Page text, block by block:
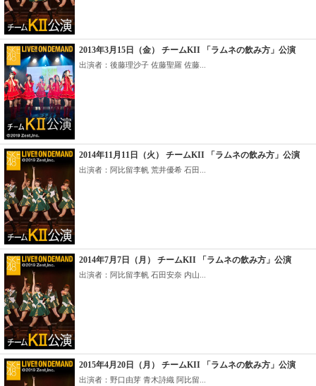
2013年3月15日（金） チームKII 「ラムネの飲み方」公演
出演者：後藤理沙子 佐藤聖羅 佐藤...
2014年11月11日（火） チームKII 「ラムネの飲み方」公演
出演者：阿比留李帆 荒井優希 石田...
2014年7月7日（月） チームKII 「ラムネの飲み方」公演
出演者：阿比留李帆 石田安奈 内山...
2015年4月20日（月） チームKII 「ラムネの飲み方」公演
出演者：野口由芽 青木詩織 阿比留...